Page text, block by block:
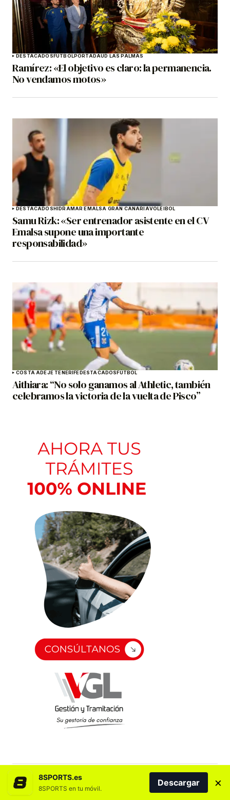
DESTACADOSFÚTBOLPORTADAUD LAS PALMAS
Ramírez: «El objetivo es claro: la permanencia.
No vendamos motos»
DESTACADOSHIDRAMAR EMALSA GRAN CANARIAVOLEIBOL
Samu Rizk: «Ser entrenador asistente en el CV
Emalsa supone una importante
responsabilidad»
COSTA ADEJE TENERIFEDESTACADOSFÚTBOL
Aithiara: “No solo ganamos al Athletic, también
celebramos la victoria de la vuelta de Pisco”
8SPORTS.es
8SPORTS en tu móvil.
Descargar ×